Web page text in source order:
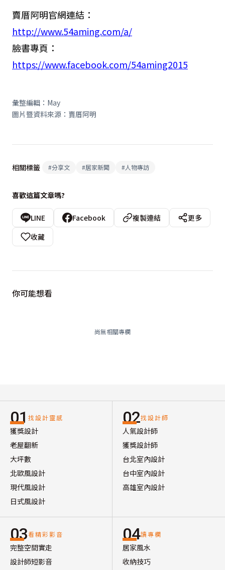
賣厝阿明官網連結：
http://www.54aming.com/a/
臉書專頁：
https://www.facebook.com/54aming2015
彙整編輯：May
圖片暨資料來源：賣厝阿明
相關標籤 #分享文 #居家新聞 #人物專訪
喜歡這篇文章嗎?
LINE Facebook 複製連結
更多
收藏
你可能想看
尚無相關專欄
01 找設計靈感
獲獎設計
老屋翻新
大坪數
北歐風設計
現代風設計
日式風設計
02找設計師
人氣設計師
獲獎設計師
台北室內設計
台中室內設計
高雄室內設計
03看精彩影音
完整空間實走
設計師短影音
04讀專欄
居家風水
收納技巧